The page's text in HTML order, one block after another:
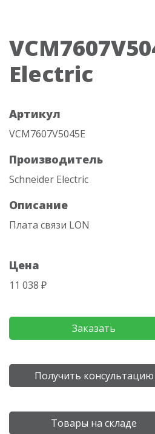
Electric
Артикул
VCM7607V5045E
Производитель
Schneider Electric
Описание
Плата связи LON
Цена
11 038 ₽
Заказать
Получить консультацию
Товары на складе